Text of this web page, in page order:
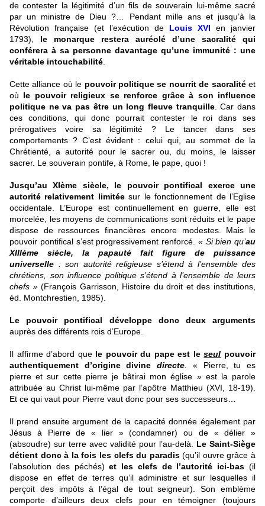
de contester la légitimité d’un fils de souverain lui-même sacré
par un ministre de Dieu ?… Pendant mille ans et jusqu’à la
Révolution française (et l’exécution de
Louis XVI
en janvier
1793), le monarque restera auréolé d’une sacralité qui
conférera à sa personne davantage qu’une immunité : une
véritable intouchabilité
Cette alliance où le pouvoir politique se nourrit de sacralitéet
où le pouvoir religieux se renforce grâce à son influence
politique ne va pas être un long fleuve tranquille. Car dans
ces conditions, qui donc pourrait contester le roi dans ses
prérogatives voire sa légitimité ? Le tancer dans ses
comportements ? C’est évident : celui qui, au sommet de la
Chrétienté, a autorité pour le sacrer ou, du moins, le laisser
sacrer. Le souverain pontife, à Rome, le pape, quoi !
Jusqu’au XIème siècle, le pouvoir pontifical exerce une
autorité relativement limitée sur le fonctionnement de l’Eglise
occidentale. L’Europe est continuellement en guerre, elle est
morcelée, les moyens de communications sont réduits et le pape
dispose de ressources financières encore modestes. Mais le
pouvoir pontifical s’est progressivement renforcé. « Si bien qu’au
XIIIème siècle, la papauté fait figure de puissance
universelle : son autorité religieuse s’étend à l’ensemble des
chrétiens, son influence politique s’étend à l’ensemble de leurs
chefs »(François Garrisson, Histoire du droit et des institutions,
éd. Montchrestien, 1985).
Le pouvoir pontifical développe donc deux arguments
auprès des différents rois d’Europe.
Il affirme d’abord que le pouvoir du pape est leseul pouvoir
authentiquement d’origine divinedirecte
« Pierre, tu es
pierre et sur cette pierre je bâtirai mon église » est la parole
attribuée au Christ lui-même par l’apôtre Matthieu (XVI, 18-19).
Et ce qui vaut pour Pierre vaut donc pour ses successeurs…
Il prend ensuite argument de la capacité donnée également par
Jésus à Pierre de « lier » (condamner) ou de « délier »
(absoudre) sur terre avec validité pour l’au-delà. Le Saint-Siège
détient donc à la fois les clefs du paradis(qu’il ouvre grâce à
l’absolution des péchés)et les clefs de l’autorité ici-bas (il
dispose en effet de terres qu’il administre et sur lesquelles il
perçoit des impôts à l’égal de tout seigneur). Son emblème
comporte d’ailleurs deux clefs pour en témoigner (toujours